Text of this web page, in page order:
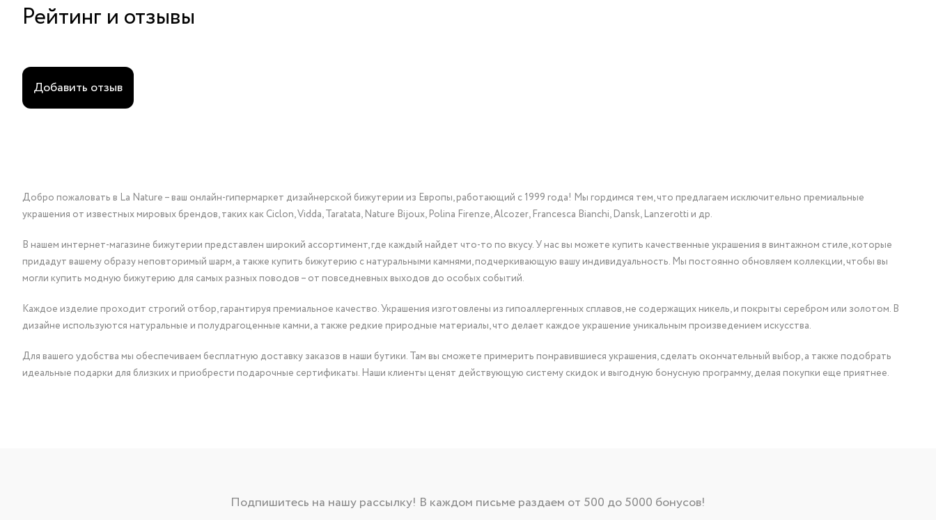
Рейтинг и отзывы
Добавить отзыв
Добро пожаловать в La Nature – ваш онлайн-гипермаркет дизайнерской бижутерии из Европы, работающий с 1999 года! Мы гордимся тем, что предлагаем исключительно премиальные
украшения от известных мировых брендов, таких как Ciclon, Vidda, Taratata, Nature Bijoux, Polina Firenze, Alcozer, Francesca Bianchi, Dansk, Lanzerotti и др.
В нашем интернет-магазине бижутерии представлен широкий ассортимент, где каждый найдет что-то по вкусу. У нас вы можете купить качественные украшения в винтажном стиле, которые
придадут вашему образу неповторимый шарм, а также купить бижутерию с натуральными камнями, подчеркивающую вашу индивидуальность. Мы постоянно обновляем коллекции, чтобы вы
могли купить модную бижутерию для самых разных поводов – от повседневных выходов до особых событий.
Каждое изделие проходит строгий отбор, гарантируя премиальное качество. Украшения изготовлены из гипоаллергенных сплавов, не содержащих никель, и покрыты серебром или золотом. В
дизайне используются натуральные и полудрагоценные камни, а также редкие природные материалы, что делает каждое украшение уникальным произведением искусства.
Для вашего удобства мы обеспечиваем бесплатную доставку заказов в наши бутики. Там вы сможете примерить понравившиеся украшения, сделать окончательный выбор, а также подобрать
идеальные подарки для близких и приобрести подарочные сертификаты. Наши клиенты ценят действующую систему скидок и выгодную бонусную программу, делая покупки еще приятнее.
Подпишитесь на нашу рассылку! В каждом письме раздаем от 500 до 5000 бонусов!